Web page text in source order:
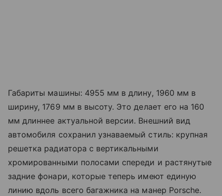
Габариты машины: 4955 мм в длину, 1960 мм в
ширину, 1769 мм в высоту. Это делает его на 160
мм длиннее актуальной версии. Внешний вид
автомобиля сохранил узнаваемый стиль: крупная
решетка радиатора с вертикальными
хромированными полосами спереди и растянутые
задние фонари, которые теперь имеют единую
линию вдоль всего багажника на манер Porsche.